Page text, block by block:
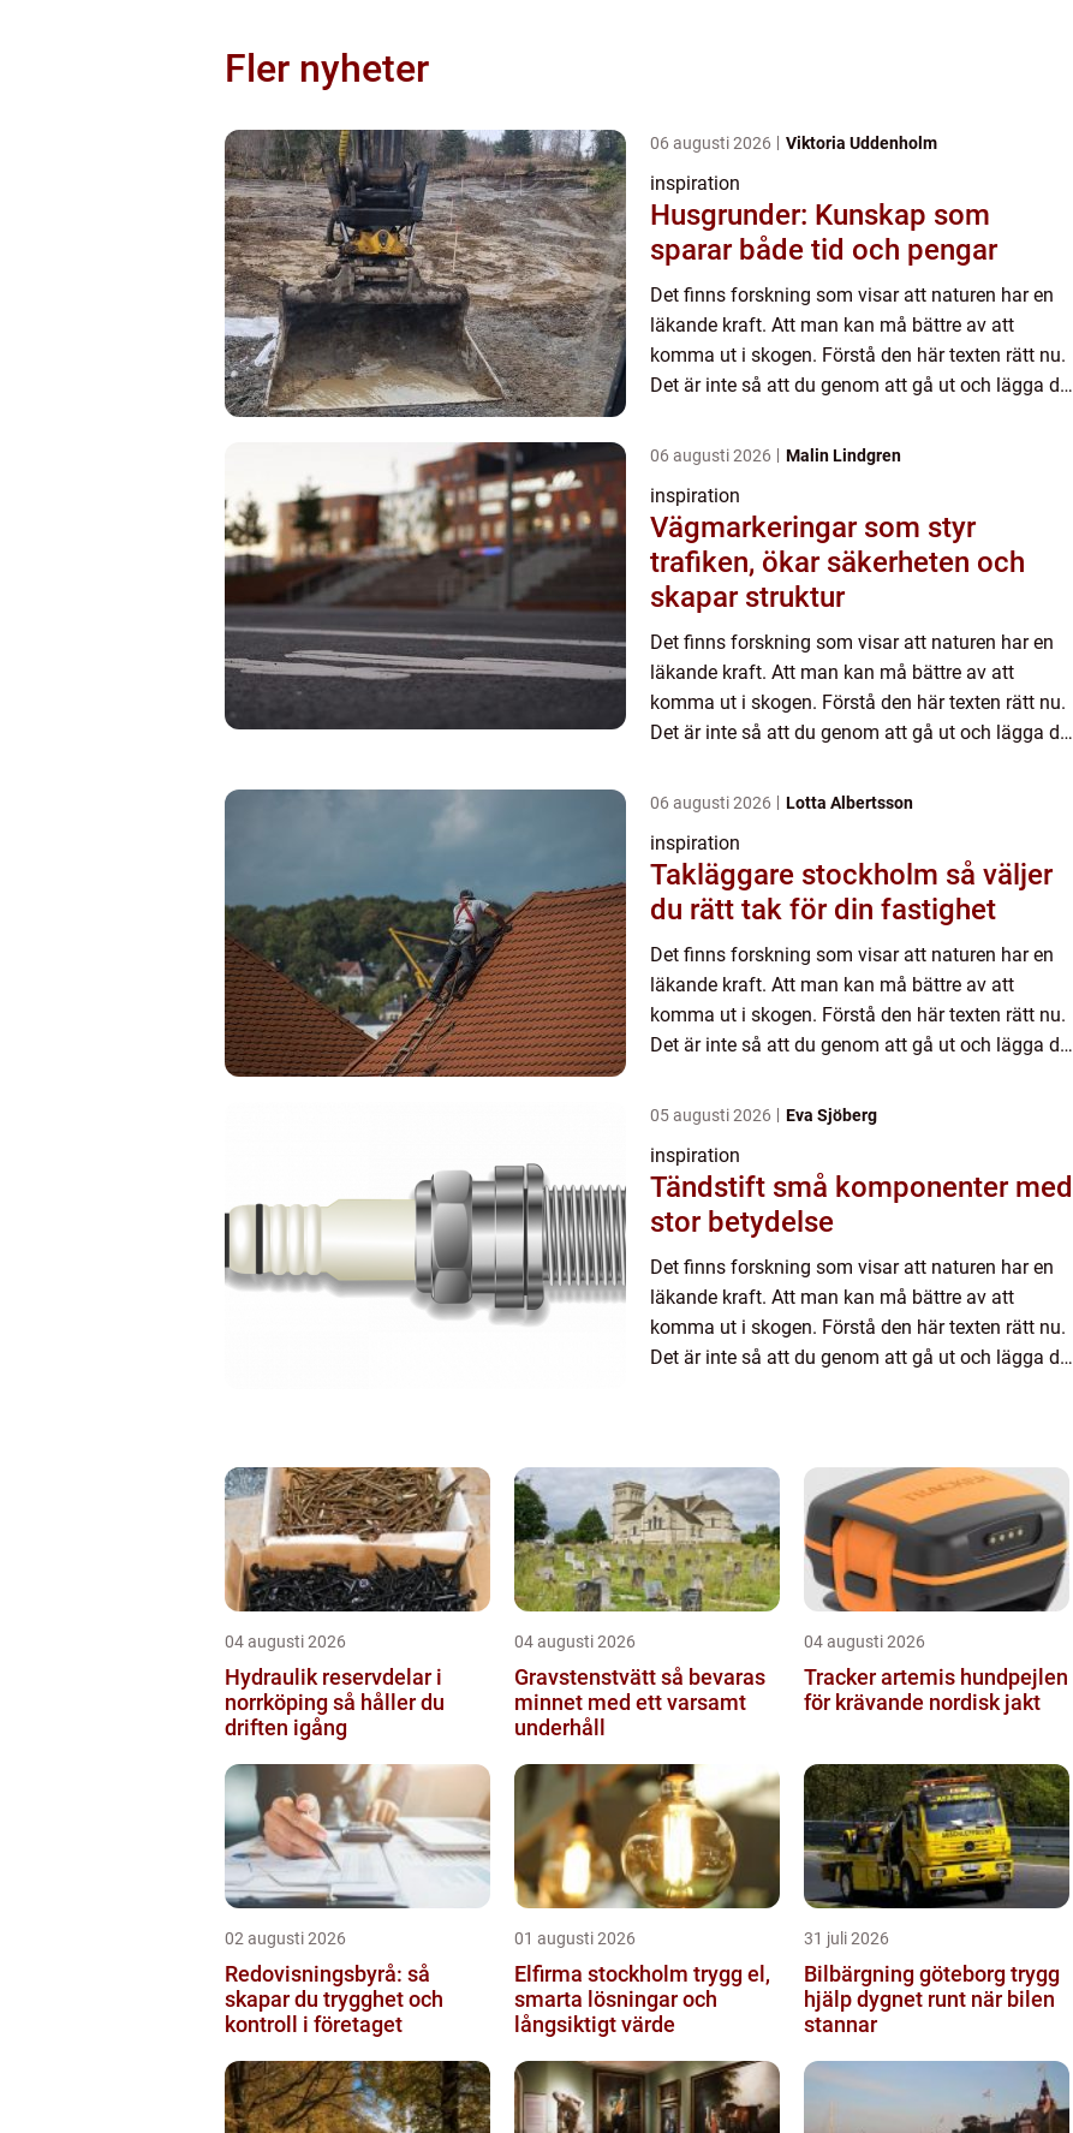
Fler nyheter
06 augusti 2026 Viktoria Uddenholm
inspiration
Husgrunder: Kunskap som
sparar både tid och pengar
Det finns forskning som visar att naturen har en
läkande kraft. Att man kan må bättre av att
komma ut i skogen. Förstå den här texten rätt nu.
Det är inte så att du genom att gå ut och lägga dig
mag...
06 augusti 2026 Malin Lindgren
inspiration
Vägmarkeringar som styr
trafiken, ökar säkerheten och
skapar struktur
Det finns forskning som visar att naturen har en
läkande kraft. Att man kan må bättre av att
komma ut i skogen. Förstå den här texten rätt nu.
Det är inte så att du genom att gå ut och lägga dig
mag...
06 augusti 2026 Lotta Albertsson
inspiration
Takläggare stockholm så väljer
du rätt tak för din fastighet
Det finns forskning som visar att naturen har en
läkande kraft. Att man kan må bättre av att
komma ut i skogen. Förstå den här texten rätt nu.
Det är inte så att du genom att gå ut och lägga dig
mag...
05 augusti 2026 Eva Sjöberg
inspiration
Tändstift små komponenter med
stor betydelse
Det finns forskning som visar att naturen har en
läkande kraft. Att man kan må bättre av att
komma ut i skogen. Förstå den här texten rätt nu.
Det är inte så att du genom att gå ut och lägga dig
04 augusti 2026
Hydraulik reservdelar i
norrköping så håller du
driften igång
04 augusti 2026
Gravstenstvätt så bevaras
minnet med ett varsamt
underhåll
04 augusti 2026
Tracker artemis hundpejlen
för krävande nordisk jakt
02 augusti 2026
Redovisningsbyrå: så
skapar du trygghet och
kontroll i företaget
01 augusti 2026
Elfirma stockholm trygg el,
smarta lösningar och
långsiktigt värde
31 juli 2026
Bilbärgning göteborg trygg
hjälp dygnet runt när bilen
stannar